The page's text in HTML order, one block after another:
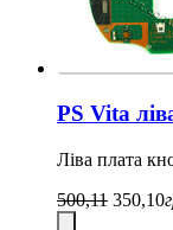
PS Vita
Ліва плата
500,11 350,10